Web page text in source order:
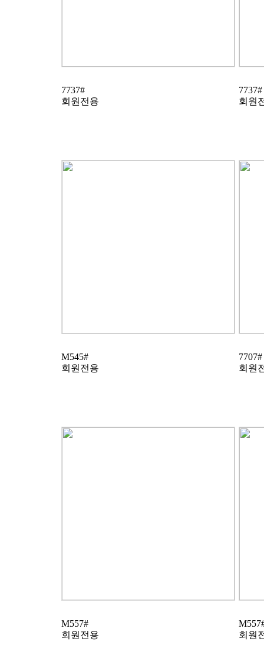
7737#
회원전용
7737#
회원
M545#
회원전용
7707#
회원
M557#
회원전용
회원